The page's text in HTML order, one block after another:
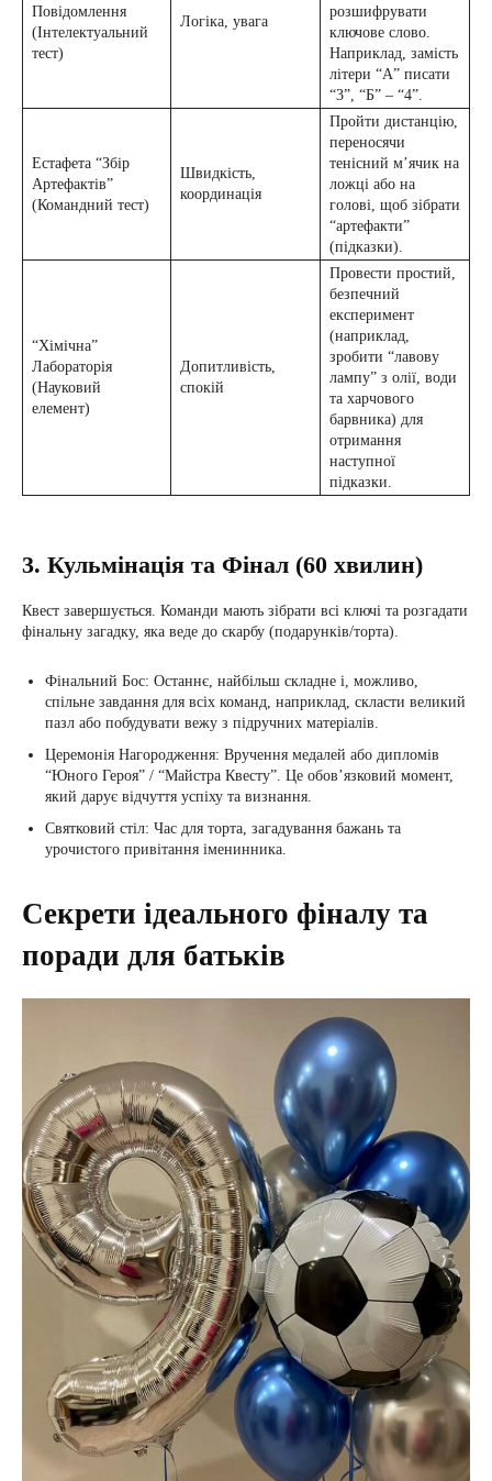
Повідомлення
(Інтелектуальний
тест)
Логіка, увага
розшифрувати
ключове слово.
Наприклад, замість
літери “А” писати
“3”, “Б” – “4”.
Естафета “Збір
Артефактів”
(Командний тест)
Швидкість,
координація
Пройти дистанцію,
переносячи
тенісний м’ячик на
ложці або на
голові, щоб зібрати
“артефакти”
(підказки).
“Хімічна”
Лабораторія
(Науковий
елемент)
Допитливість,
спокій
Провести простий,
безпечний
експеримент
(наприклад,
зробити “лавову
лампу” з олії, води
та харчового
барвника) для
отримання
наступної
підказки.
3. Кульмінація та Фінал (60 хвилин)
Квест завершується. Команди мають зібрати всі ключі та розгадати
фінальну загадку, яка веде до скарбу (подарунків/торта).
Фінальний Бос: Останнє, найбільш складне і, можливо,
спільне завдання для всіх команд, наприклад, скласти великий
пазл або побудувати вежу з підручних матеріалів.
Церемонія Нагородження: Вручення медалей або дипломів
“Юного Героя” / “Майстра Квесту”. Це обов’язковий момент,
який дарує відчуття успіху та визнання.
Святковий стіл: Час для торта, загадування бажань та
урочистого привітання іменинника.
Секрети ідеального фіналу та
поради для батьків